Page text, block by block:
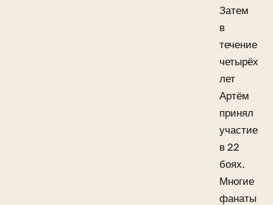
Затем
в
течение
четырёх
лет
Артём
принял
участие
в 22
боях.
Многие
фанаты